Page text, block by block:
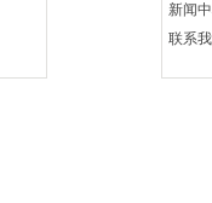
新闻
联系